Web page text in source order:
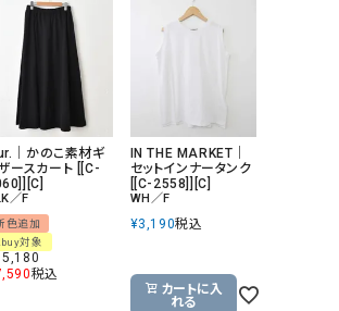
ティークス）
NATURAL LAUNDRY（ナ
リー）
ィション）
ルーウィロー） Osmosis（オズモシス）
ーウィロー） prit（プリット）
キューブシュガー）
STAR（コンバースオー
RED CARD（レッドカード）
｜かのこ素材ギ
ースカート [[C-
／F
色追加
対象
税込
IN THE MARKET｜
セットインナータンク
[[C-2558]][C]
WH／F
¥3,190税込
カートに入
れる